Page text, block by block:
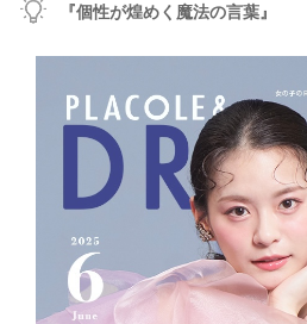
『個性が煌めく魔法の言葉』